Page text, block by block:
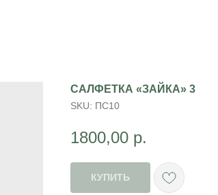
САЛФЕТКА «ЗАЙКА» 3
SKU: ПС10
1800,00 р.
КУПИТЬ